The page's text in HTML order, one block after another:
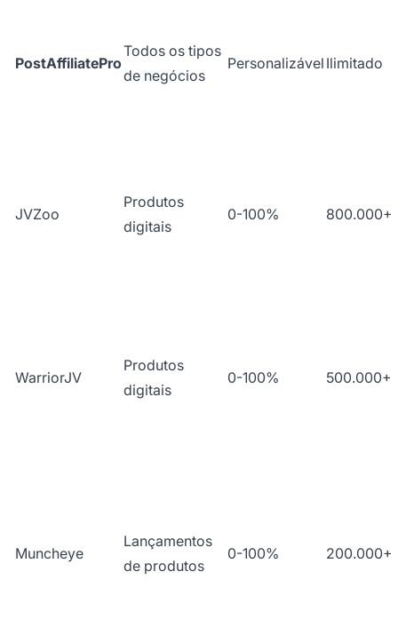
PostAffiliatePro
Todos os tipos
de negócios
Personalizável Ilimitado
JVZoo
Produtos
digitais
0-100% 800.000+
WarriorJV
Produtos
digitais
0-100% 500.000+
Muncheye
Lançamentos
de produtos
0-100% 200.000+